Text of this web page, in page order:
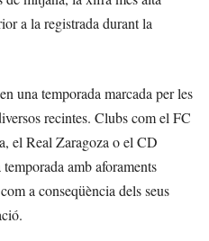
a la registrada durant la
una temporada marcada per les
recintes. Clubs com el FC
el Real Zaragoza o el CD
amb aforaments
a conseqüència dels seus